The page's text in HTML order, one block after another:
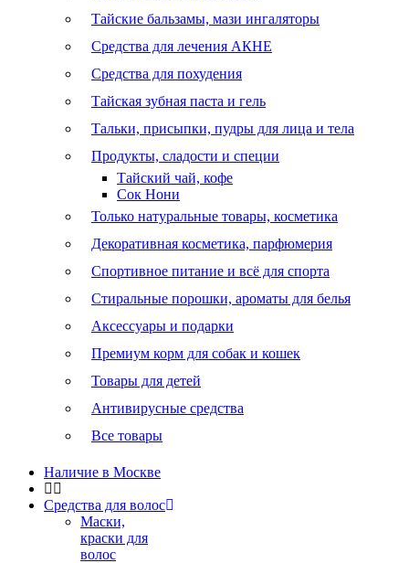
Тайские бальзамы, мази ингаляторы
Средства для лечения АКНЕ
Средства для похудения
Тайская зубная паста и гель
Тальки, присыпки, пудры для лица и тела
Продукты, сладости и специи
Тайский чай, кофе
Сок Нони
Только натуральные товары, косметика
Декоративная косметика, парфюмерия
Спортивное питание и всё для спорта
Стиральные порошки, ароматы для белья
Аксессуары и подарки
Премиум корм для собак и кошек
Товары для детей
Антивирусные средства
Все товары
Наличие в Москве
Средства для волос
Маски,
краски для
волос